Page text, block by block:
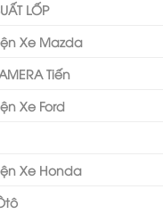
LỐP
Xe Mazda
Tiến
Xe Ford
Xe Honda